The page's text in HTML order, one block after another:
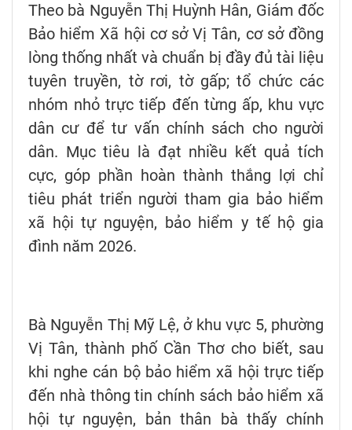
Theo bà Nguyễn Thị Huỳnh Hân, Giám đốc
Bảo hiểm Xã hội cơ sở Vị Tân, cơ sở đồng
lòng thống nhất và chuẩn bị đầy đủ tài liệu
tuyên truyền, tờ rơi, tờ gấp; tổ chức các
nhóm nhỏ trực tiếp đến từng ấp, khu vực
dân cư để tư vấn chính sách cho người
dân. Mục tiêu là đạt nhiều kết quả tích
cực, góp phần hoàn thành thắng lợi chỉ
tiêu phát triển người tham gia bảo hiểm
xã hội tự nguyện, bảo hiểm y tế hộ gia
đình năm 2026.
Bà Nguyễn Thị Mỹ Lệ, ở khu vực 5, phường
Vị Tân, thành phố Cần Thơ cho biết, sau
khi nghe cán bộ bảo hiểm xã hội trực tiếp
đến nhà thông tin chính sách bảo hiểm xã
hội tự nguyện, bản thân bà thấy chính